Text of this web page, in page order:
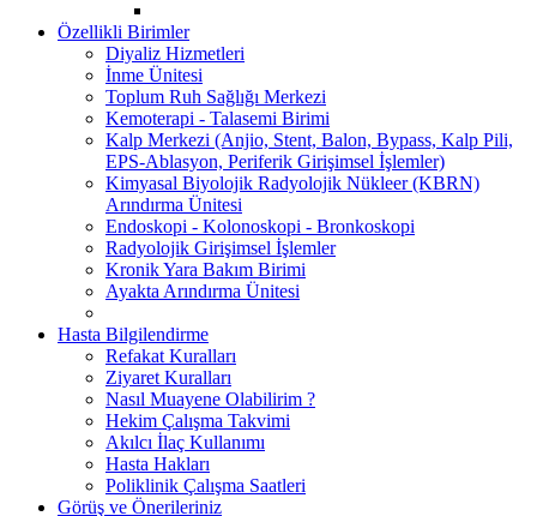
Özellikli Birimler
Diyaliz Hizmetleri
İnme Ünitesi
Toplum Ruh Sağlığı Merkezi
Kemoterapi - Talasemi Birimi
Kalp Merkezi (Anjio, Stent, Balon, Bypass, Kalp Pili,
EPS-Ablasyon, Periferik Girişimsel İşlemler)
Kimyasal Biyolojik Radyolojik Nükleer (KBRN)
Arındırma Ünitesi
Endoskopi - Kolonoskopi - Bronkoskopi
Radyolojik Girişimsel İşlemler
Kronik Yara Bakım Birimi
Ayakta Arındırma Ünitesi
Hasta Bilgilendirme
Refakat Kuralları
Ziyaret Kuralları
Nasıl Muayene Olabilirim ?
Hekim Çalışma Takvimi
Akılcı İlaç Kullanımı
Hasta Hakları
Poliklinik Çalışma Saatleri
Görüş ve Önerileriniz